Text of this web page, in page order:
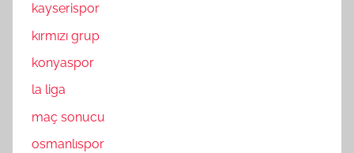
kayserispor
kırmızı grup
konyaspor
la liga
maç sonucu
osmanlıspor